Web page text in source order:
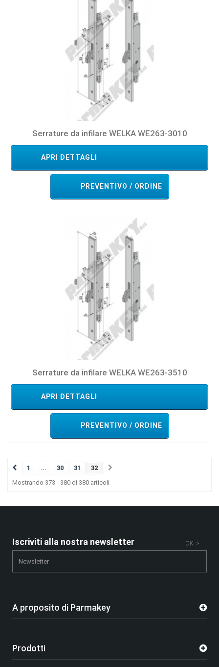
Serrature da infilare WELKA WE263-3010
APRI DETTAGLI
PREVENTIVO / ORDINE
Serrature da infilare WELKA WE263-3510
APRI DETTAGLI
PREVENTIVO / ORDINE
1 ... 30 31
32
Mostrando 373 - 380 di 380 articoli
Iscriviti alla nostra newsletter OK >
A proposito di Parmakey
Prodotti